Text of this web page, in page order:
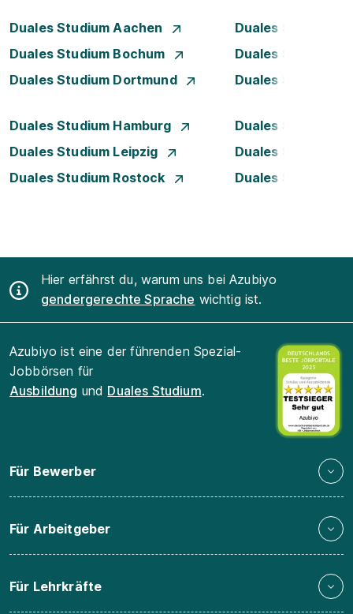
Duales Studium Aachen
Duales Studium
Duales Studium Bochum
Duales Studium
Duales Studium Dortmund
Duales Studium
Duales Studium Hamburg
Duales Studium
Duales Studium Leipzig
Duales Studium
Duales Studium Rostock
Duales Studium
Hier erfährst du, warum uns bei Azubiyo
gendergerechte Sprache wichtig ist.
Azubiyo ist eine der führenden Spezial-
Jobbörsen für
Ausbildung und Duales Studium.
Für Bewerber
Für Arbeitgeber
Für Lehrkräfte